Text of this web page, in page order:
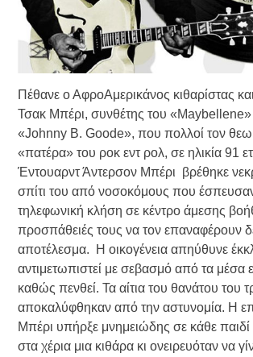
Πέθανε ο ΑφροΑμερικάνος κιθαρίστας
Τσακ Μπέρι, συνθέτης του «Maybellene»
«Johnny B. Goode», που πολλοί τον
«πατέρα» του ροκ εντ ρολ, σε ηλικία 91
Έντουαρντ Άντερσον Μπέρι βρέθηκε
σπίτι του από νοσοκόμους που
τηλεφωνική κλήση σε κέντρο άμεσης
προσπάθειές τους να τον επαναφέρουν
αποτέλεσμα. Η οικογένεια απηύθυνε
αντιμετωπιστεί με σεβασμό από τα μέσα
καθώς πενθεί. Τα αίτια του θανάτου του
αποκαλύφθηκαν από την αστυνομία. Η
Μπέρι υπήρξε μνημειώδης σε κάθε
στα χέρια μια κιθάρα κι ονειρευόταν να